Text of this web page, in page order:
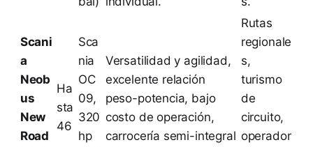
Scani
a
Neob
us
New
Road
Ha
sta
46
Sca
nia
OC
09,
320
hp
Versatilidad y agilidad,
excelente relación
peso-potencia, bajo
costo de operación,
carrocería semi-integral
Rutas
regionale
s,
turismo
de
circuito,
operador